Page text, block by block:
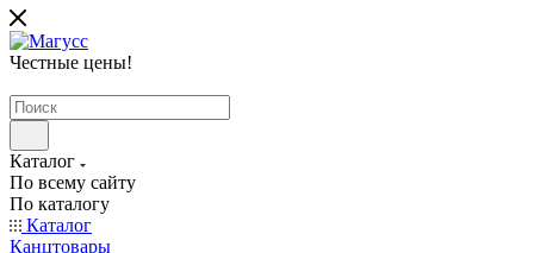
Честные цены!
Каталог
По всему сайту
По каталогу
Каталог
Канцтовары